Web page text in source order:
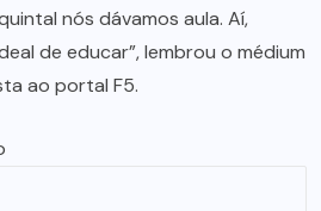
nós dávamos aula. Aí,
de educar”, lembrou o médium
ao portal F5.